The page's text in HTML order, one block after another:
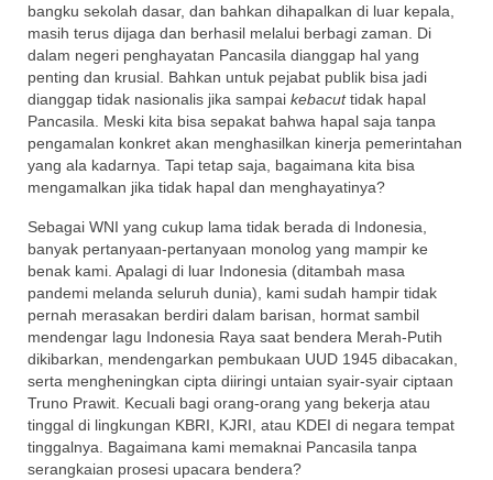
bangku sekolah dasar, dan bahkan dihapalkan di luar kepala,
masih terus dijaga dan berhasil melalui berbagi zaman. Di
dalam negeri penghayatan Pancasila dianggap hal yang
penting dan krusial. Bahkan untuk pejabat publik bisa jadi
dianggap tidak nasionalis jika sampai kebacuttidak hapal
Pancasila. Meski kita bisa sepakat bahwa hapal saja tanpa
pengamalan konkret akan menghasilkan kinerja pemerintahan
yang ala kadarnya. Tapi tetap saja, bagaimana kita bisa
mengamalkan jika tidak hapal dan menghayatinya?
Sebagai WNI yang cukup lama tidak berada di Indonesia,
banyak pertanyaan-pertanyaan monolog yang mampir ke
benak kami. Apalagi di luar Indonesia (ditambah masa
pandemi melanda seluruh dunia), kami sudah hampir tidak
pernah merasakan berdiri dalam barisan, hormat sambil
mendengar lagu Indonesia Raya saat bendera Merah-Putih
dikibarkan, mendengarkan pembukaan UUD 1945 dibacakan,
serta mengheningkan cipta diiringi untaian syair-syair ciptaan
Truno Prawit. Kecuali bagi orang-orang yang bekerja atau
tinggal di lingkungan KBRI, KJRI, atau KDEI di negara tempat
tinggalnya. Bagaimana kami memaknai Pancasila tanpa
serangkaian prosesi upacara bendera?